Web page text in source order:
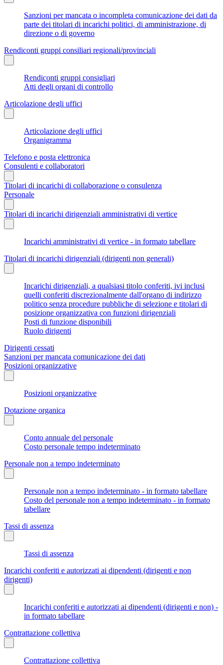
Sanzioni per mancata o incompleta comunicazione dei dati da
parte dei titolari di incarichi politici, di amministrazione, di
direzione o di governo
Rendiconti gruppi consiliari regionali/provinciali
Rendiconti gruppi consigliari
Atti degli organi di controllo
Articolazione degli uffici
Articolazione degli uffici
Organigramma
Telefono e posta elettronica
Consulenti e collaboratori
Titolari di incarichi di collaborazione o consulenza
Personale
Titolari di incarichi dirigenziali amministrativi di vertice
Incarichi amministrativi di vertice - in formato tabellare
Titolari di incarichi dirigenziali (dirigenti non generali)
Incarichi dirigenziali, a qualsiasi titolo conferiti, ivi inclusi
quelli conferiti discrezionalmente dall'organo di indirizzo
politico senza procedure pubbliche di selezione e titolari di
posizione organizzativa con funzioni dirigenziali
Posti di funzione disponibili
Ruolo dirigenti
Dirigenti cessati
Sanzioni per mancata comunicazione dei dati
Posizioni organizzative
Posizioni organizzative
Dotazione organica
Conto annuale del personale
Costo personale tempo indeterminato
Personale non a tempo indeterminato
Personale non a tempo indeterminato - in formato tabellare
Costo del personale non a tempo indeterminato - in formato
tabellare
Tassi di assenza
Tassi di assenza
Incarichi conferiti e autorizzati ai dipendenti (dirigenti e non
dirigenti)
Incarichi conferiti e autorizzati ai dipendenti (dirigenti e non) -
in formato tabellare
Contrattazione collettiva
Contrattazione collettiva